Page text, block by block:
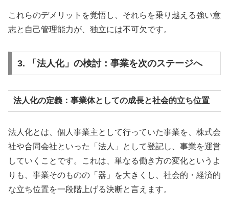
これらのデメリットを覚悟し、それらを乗り越える強い意
志と自己管理能力が、独立には不可欠です。
3. 「法人化」の検討：事業を次のステージへ
法人化の定義：事業体としての成長と社会的立ち位置
法人化とは、個人事業主として行っていた事業を、株式会
社や合同会社といった「法人」として登記し、事業を運営
していくことです。これは、単なる働き方の変化というよ
りも、事業そのものの「器」を大きくし、社会的・経済的
な立ち位置を一段階上げる決断と言えます。